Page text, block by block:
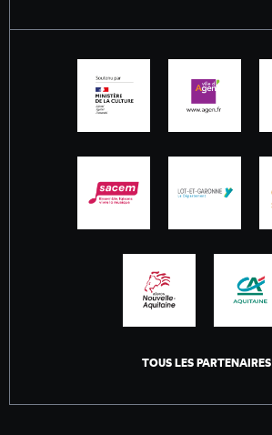
TOUS LES PARTENAIRES